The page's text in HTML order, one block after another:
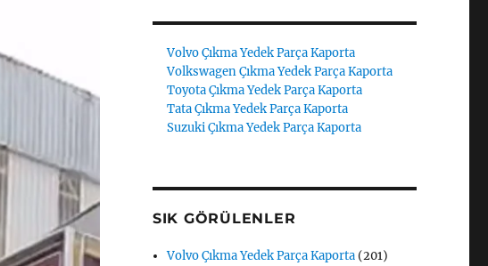
Volvo Çıkma Yedek Parça Kaporta
Volkswagen Çıkma Yedek Parça Kaporta
Toyota Çıkma Yedek Parça Kaporta
Tata Çıkma Yedek Parça Kaporta
Suzuki Çıkma Yedek Parça Kaporta
SIK GÖRÜLENLER
Volvo Çıkma Yedek Parça Kaporta (201)